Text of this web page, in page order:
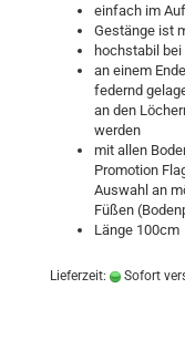
einfach im
Gestänge ist
hochstabil
an einem
federnd
an den
werden
mit allen
Promotion
Auswahl an
Füßen
Länge 100cm
Lieferzeit: Sofort